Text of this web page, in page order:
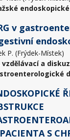
v
P. (Frýdek-Místek)
vzdělávací a
S